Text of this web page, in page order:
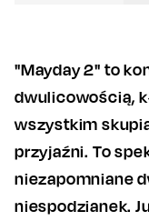
"Mayday 2" to
dwulicowością,
wszystkim
przyjaźni. To
niezapomniane
niespodzianek.